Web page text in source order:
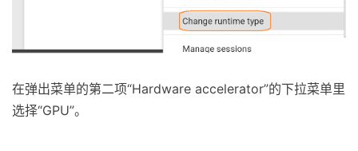
在弹出菜单的第二项“Hardware accelerator”的下拉菜单里
选择“GPU”。